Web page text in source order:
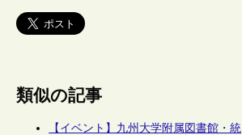
類似の記事
【イベント】九州大学附属図書館・統